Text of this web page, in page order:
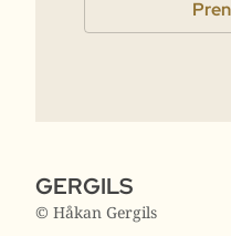
GERGILS
© Håkan Gergils